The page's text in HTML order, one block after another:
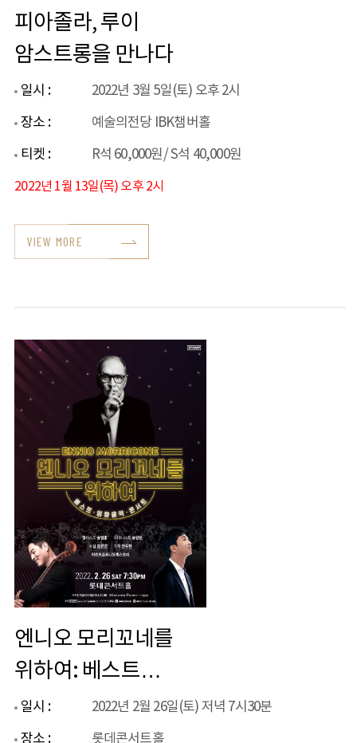
피아졸라, 루이
암스트롱을 만나다
일시 :
2022년 3월 5일(토) 오후 2시
장소 :
예술의전당 IBK챔버홀
티켓 :
R석 60,000원/ S석 40,000원
2022년 1월 13일(목) 오후 2시
VIEW MORE
엔니오 모리꼬네를
위하여: 베스트
영화음악 콘서트
일시 :
2022년 2월 26일(토) 저녁 7시30분
장소 :
롯데콘서트홀